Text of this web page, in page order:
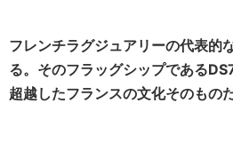
フレンチラグジュアリーの代表的
る。そのフラッグシップである
超越したフランスの文化そのもの